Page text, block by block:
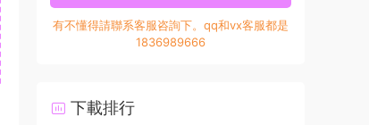
有不懂得請聯系客服咨詢下。qq和vx客服都是
1836989666
下載排行